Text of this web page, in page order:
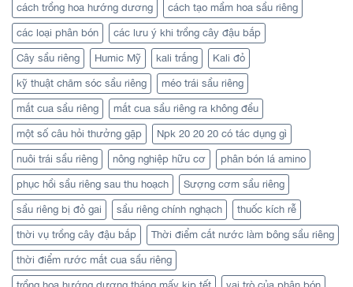
cách trồng hoa hướng dương cách tạo mầm hoa sầu riêng
các loại phân bón các lưu ý khi trồng cây đậu bắp
Cây sầu riêng Humic Mỹ kali trắng Kali đỏ
kỹ thuật chăm sóc sầu riêng méo trái sầu riêng
mắt cua sầu riêng mắt cua sầu riêng ra không đều
một số câu hỏi thưởng gặp Npk 20 20 20 có tác dụng gì
nuôi trái sầu riêng nông nghiệp hữu cơ phân bón lá amino
phục hồi sầu riêng sau thu hoạch Sượng cơm sầu riêng
sầu riêng bị đỏ gai sầu riêng chính nghạch thuốc kích rễ
thời vụ trồng cây đậu bắp Thời điểm cắt nước làm bông sầu riêng
thời điểm rước mắt cua sầu riêng